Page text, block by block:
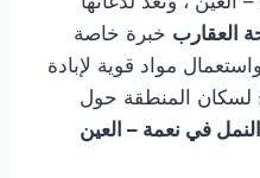
العقارب خبرة خاصة
مواد قوية لإبادة
لسكان المنطقة حول
في نعمة – العين